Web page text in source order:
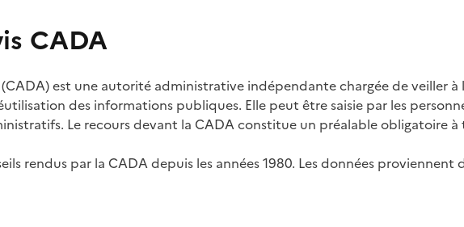
CADA
est une autorité administrative indépendante chargée de veiller
des informations publiques. Elle peut être saisie par les
Le recours devant la CADA constitue un préalable obligatoire
rendus par la CADA depuis les années 1980. Les données proviennent